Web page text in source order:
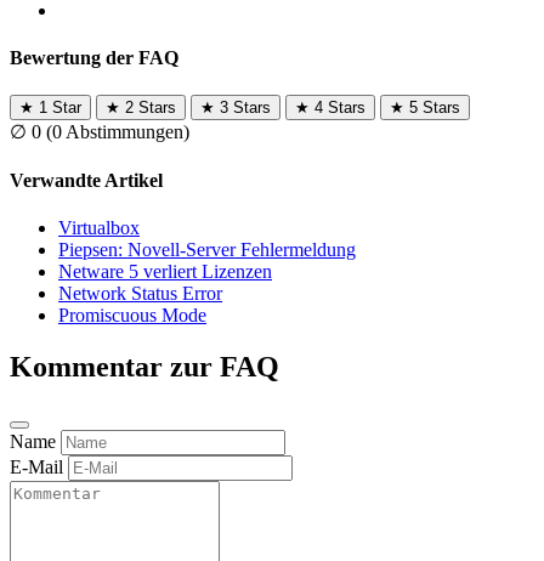
Bewertung der FAQ
★ 1 Star ★ 2 Stars ★ 3 Stars ★ 4 Stars ★ 5 Stars
∅ 0 (0 Abstimmungen)
Verwandte Artikel
Virtualbox
Piepsen: Novell-Server Fehlermeldung
Netware 5 verliert Lizenzen
Network Status Error
Promiscuous Mode
Kommentar zur FAQ
Name
E-Mail